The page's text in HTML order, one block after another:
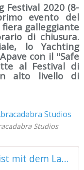
Festival 2020 (8-
evento del
galleggiante
di chiusura.
lo Yachting
con il "Safe
al Festival di
alto livello di
Studios
Das 2020 Yachting Festival ist mit dem Label "Safe &amp; Clean" ausgezeichnet worden - Yachting Art Magazine